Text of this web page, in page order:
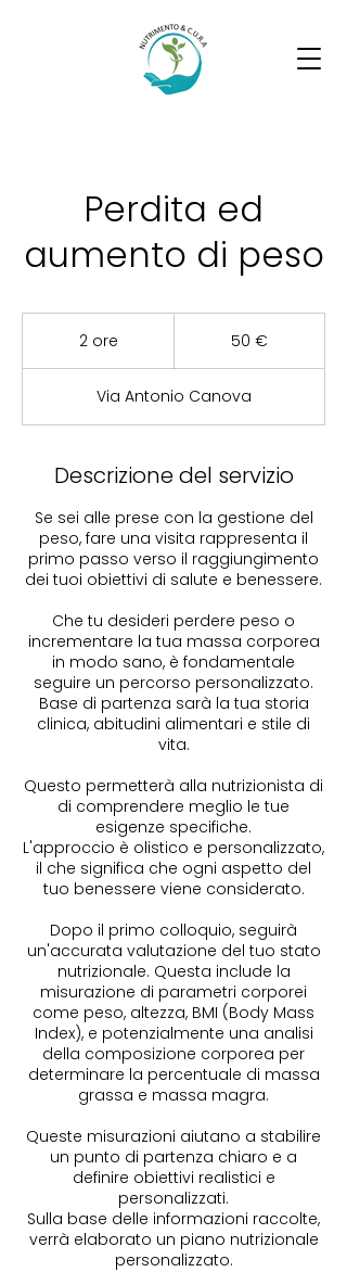
Perdita ed
aumento di peso
2 ore
e
50 €
Via Antonio Canova
Descrizione del servizio
Se sei alle prese con la gestione del
peso, fare una visita rappresenta il
primo passo verso il raggiungimento
dei tuoi obiettivi di salute e benessere.
Che tu desideri perdere peso o
incrementare la tua massa corporea
in modo sano, è fondamentale
seguire un percorso personalizzato.
Base di partenza sarà la tua storia
clinica, abitudini alimentari e stile di
vita.
Questo permetterà alla nutrizionista di
di comprendere meglio le tue
esigenze specifiche.
L'approccio è olistico e personalizzato,
il che significa che ogni aspetto del
tuo benessere viene considerato.
Dopo il primo colloquio, seguirà
un'accurata valutazione del tuo stato
nutrizionale. Questa include la
misurazione di parametri corporei
come peso, altezza, BMI (Body Mass
Index), e potenzialmente una analisi
della composizione corporea per
determinare la percentuale di massa
grassa e massa magra.
Queste misurazioni aiutano a stabilire
un punto di partenza chiaro e a
definire obiettivi realistici e
personalizzati.
Sulla base delle informazioni raccolte,
verrà elaborato un piano nutrizionale
personalizzato.